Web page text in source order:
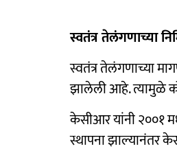
स्वतंत्र तेलंगणाच्या
स्वतंत्र तेलंगणाच्या
झालेली आहे. त्यामुळे
केसीआर यांनी २००१
स्थापना